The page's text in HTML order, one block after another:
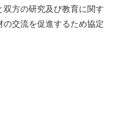
方の研究及び教育に関す
交流を促進するため協定